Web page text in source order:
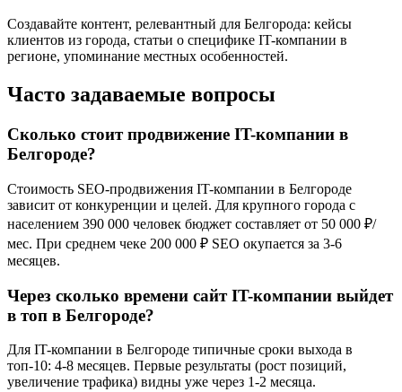
Создавайте контент, релевантный для Белгорода: кейсы
клиентов из города, статьи о специфике IT-компании в
регионе, упоминание местных особенностей.
Часто задаваемые вопросы
Сколько стоит продвижение IT-компании в
Белгороде?
Стоимость SEO-продвижения IT-компании в Белгороде
зависит от конкуренции и целей. Для крупного города с
населением 390 000 человек бюджет составляет от 50 000 ₽/
мес. При среднем чеке 200 000 ₽ SEO окупается за 3-6
месяцев.
Через сколько времени сайт IT-компании выйдет
в топ в Белгороде?
Для IT-компании в Белгороде типичные сроки выхода в
топ-10: 4-8 месяцев. Первые результаты (рост позиций,
увеличение трафика) видны уже через 1-2 месяца.